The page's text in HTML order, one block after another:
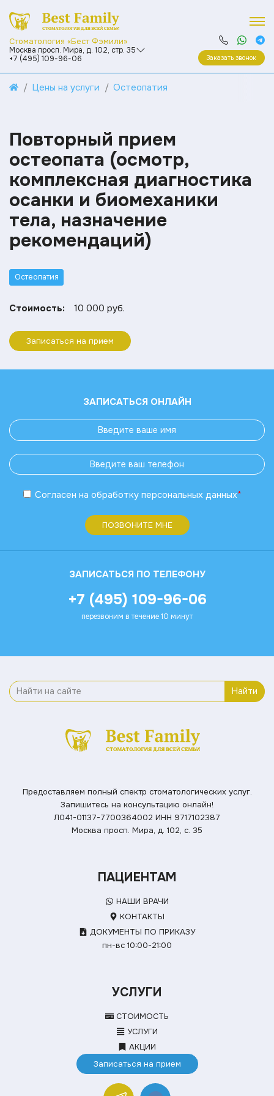
Стоматология «Бест Фэмили»
Москва просп. Мира, д. 102, стр. 35
+7 (495) 109-96-06
Заказать звонок
Цены на услуги Остеопатия
Повторный прием
остеопата (осмотр,
комплексная диагностика
осанки и биомеханики
тела, назначение
рекомендаций)
Остеопатия
Стоимость: 10 000 руб.
Записаться на прием
ЗАПИСАТЬСЯ ОНЛАЙН
Согласен на обработку персональных данных*
ПОЗВОНИТЕ МНЕ
ЗАПИСАТЬСЯ ПО ТЕЛЕФОНУ
+7 (495) 109-96-06
перезвоним в течение 10 минут
Найти
Предоставляем полный спектр стоматологических услуг.
Запишитесь на консультацию онлайн!
Л041-01137-7700364002 ИНН 9717102387
Москва просп. Мира, д. 102, с. 35
ПАЦИЕНТАМ
НАШИ ВРАЧИ
КОНТАКТЫ
ДОКУМЕНТЫ ПО ПРИКАЗУ
пн-вс 10:00-21:00
УСЛУГИ
СТОИМОСТЬ
УСЛУГИ
АКЦИИ
Записаться на прием